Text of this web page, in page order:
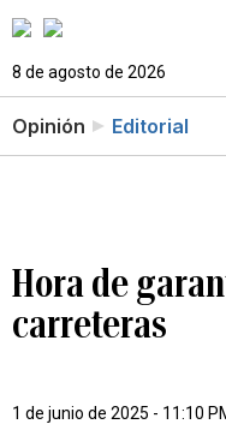
8 de agosto de 2026
Opinión Editorial
Hora de
carreteras
1 de junio de 2025 - 11:10